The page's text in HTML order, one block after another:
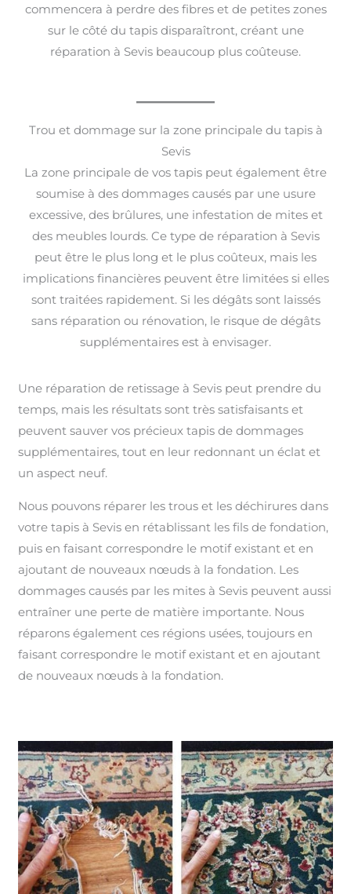
commencera à perdre des fibres et de petites zones
sur le côté du tapis disparaîtront, créant une
réparation à Sevis beaucoup plus coûteuse.
Trou et dommage sur la zone principale du tapis à
Sevis
La zone principale de vos tapis peut également être
soumise à des dommages causés par une usure
excessive, des brûlures, une infestation de mites et
des meubles lourds. Ce type de réparation à Sevis
peut être le plus long et le plus coûteux, mais les
implications financières peuvent être limitées si elles
sont traitées rapidement. Si les dégâts sont laissés
sans réparation ou rénovation, le risque de dégâts
supplémentaires est à envisager.
Une réparation de retissage à Sevis peut prendre du
temps, mais les résultats sont très satisfaisants et
peuvent sauver vos précieux tapis de dommages
supplémentaires, tout en leur redonnant un éclat et
un aspect neuf.
Nous pouvons réparer les trous et les déchirures dans
votre tapis à Sevis en rétablissant les fils de fondation,
puis en faisant correspondre le motif existant et en
ajoutant de nouveaux nœuds à la fondation. Les
dommages causés par les mites à Sevis peuvent aussi
entraîner une perte de matière importante. Nous
réparons également ces régions usées, toujours en
faisant correspondre le motif existant et en ajoutant
de nouveaux nœuds à la fondation.